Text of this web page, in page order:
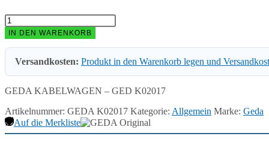
GEDA
KABELWAGEN
-
GED
K02017
Menge
IN DEN WARENKORB
Versandkosten: Produkt in den Warenkorb legen und
GEDA KABELWAGEN – GED K02017
Artikelnummer: GEDA K02017 Kategorie: Allgemein Marke: Geda
Auf die Merkliste